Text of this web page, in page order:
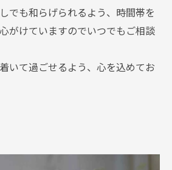
でも和らげられるよう、時間帯を
がけていますのでいつでもご相談
いて過ごせるよう、心を込めてお